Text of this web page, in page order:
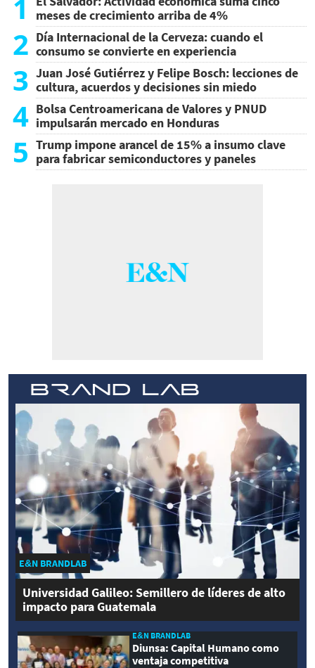
1
meses de crecimiento arriba de 4%
2 Día Internacional de la Cerveza: cuando el
consumo se convierte en experiencia
3 Juan José Gutiérrez y Felipe Bosch: lecciones de
cultura, acuerdos y decisiones sin miedo
4 Bolsa Centroamericana de Valores y PNUD
impulsarán mercado en Honduras
5 Trump impone arancel de 15% a insumo clave
para fabricar semiconductores y paneles
E&N BRANDLAB
Universidad Galileo: Semillero de líderes de alto
impacto para Guatemala
E&N BRANDLAB
Diunsa: Capital Humano como
ventaja competitiva